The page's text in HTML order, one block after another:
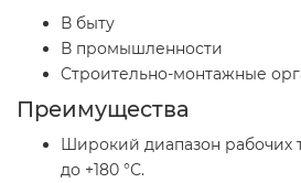
В быту
В промышленности
Cтроительно-монтажные
Преимущества
Широкий диапазон рабочих
до +180 °С.